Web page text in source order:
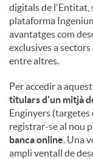
n
g
u
t
digitals de l'Entitat,
plataforma
avantatges com
exclusives a sectors
entre altres.
Per accedir a
titulars d'un mitjà
Enginyers
registrar-se al nou
banca online. Una
ampli ventall de